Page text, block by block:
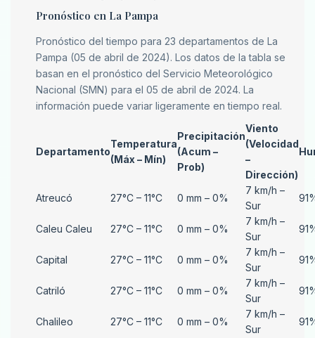
Pronóstico en La Pampa
Pronóstico del tiempo para 23 departamentos de La
Pampa (05 de abril de 2024). Los datos de la tabla se
basan en el pronóstico del Servicio Meteorológico
Nacional (SMN) para el 05 de abril de 2024. La
información puede variar ligeramente en tiempo real.
Departamento
Temperatura
(Máx – Mín)
Precipitación
(Acum –
Prob)
Viento
(Velocidad
–
Dirección)
Atreucó 27°C – 11°C 0 mm – 0%
7 km/h –
Sur
Caleu Caleu 27°C – 11°C 0 mm – 0%
7 km/h –
Sur
Capital 27°C – 11°C 0 mm – 0%
7 km/h –
Sur
Catriló 27°C – 11°C 0 mm – 0%
7 km/h –
Sur
Chalileo 27°C – 11°C 0 mm – 0%
7 km/h –
Sur